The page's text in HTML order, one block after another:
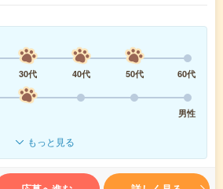
30代 40代 50代
60代
男性
もっと見る